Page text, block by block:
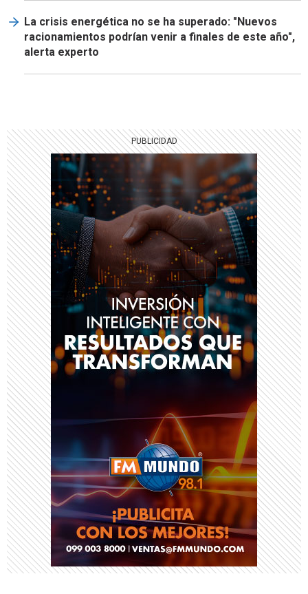
La crisis energética no se ha superado: "Nuevos
racionamientos podrían venir a finales de este año",
alerta experto